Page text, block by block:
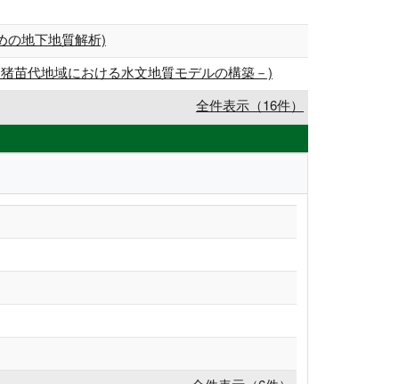
の地下地質解析)
苗代地域における水文地質モデルの構築－)
全件表示（16件）